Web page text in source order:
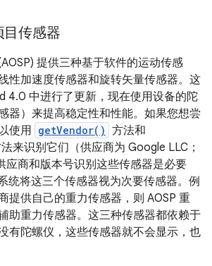
传感器
提供三种基于软件的运动传感
性加速度传感器和旋转矢量传感器。这
4.0 中进行了更新，现在使用设备的陀
器）来提高稳定性和性能。如果您想尝
使用 getVendor() 方法和
来识别它们（供应商为 Google LLC；
应商和版本号识别这些传感器是必要
统将这三个传感器视为次要传感器。例
提供自己的重力传感器，则 AOSP 重
助重力传感器。这三种传感器都依赖于
有陀螺仪，这些传感器就不会显示，也